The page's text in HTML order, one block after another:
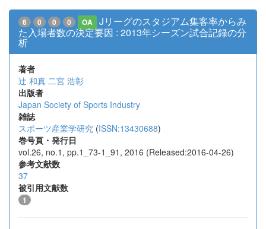
6 0 0 0 OA
Jリーグのスタジアム集客率からみ
た入場者数の決定要因 : 2013年シーズン試合記録の分
析
著者
辻 和真 二宮 浩彰
出版者
Japan Society of Sports Industry
雑誌
スポーツ産業学研究 (ISSN:13430688)
巻号頁・発行日
vol.26, no.1, pp.1_73-1_91, 2016 (Released:2016-04-26)
参考文献数
37
被引用文献数
1